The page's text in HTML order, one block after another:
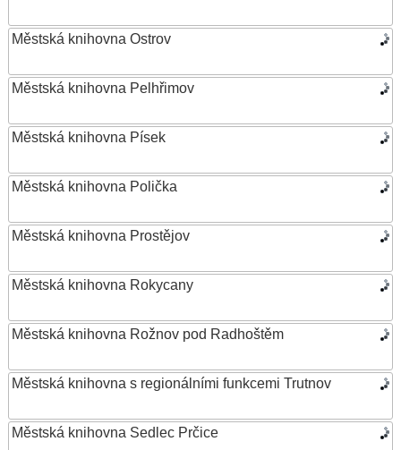
Městská knihovna Ostrov
Městská knihovna Pelhřimov
Městská knihovna Písek
Městská knihovna Polička
Městská knihovna Prostějov
Městská knihovna Rokycany
Městská knihovna Rožnov pod Radhoštěm
Městská knihovna s regionálními funkcemi Trutnov
Městská knihovna Sedlec Prčice